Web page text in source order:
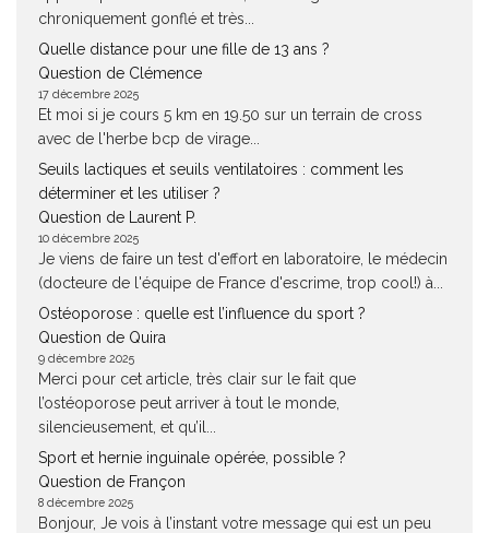
chroniquement gonflé et très...
Quelle distance pour une fille de 13 ans ?
Question de Clémence
17 décembre 2025
Et moi si je cours 5 km en 19.50 sur un terrain de cross
avec de l'herbe bcp de virage...
Seuils lactiques et seuils ventilatoires : comment les
déterminer et les utiliser ?
Question de Laurent P.
10 décembre 2025
Je viens de faire un test d'effort en laboratoire, le médecin
(docteure de l'équipe de France d'escrime, trop cool!) à...
Ostéoporose : quelle est l’influence du sport ?
Question de Quira
9 décembre 2025
Merci pour cet article, très clair sur le fait que
l’ostéoporose peut arriver à tout le monde,
silencieusement, et qu’il...
Sport et hernie inguinale opérée, possible ?
Question de Françon
8 décembre 2025
Bonjour, Je vois à l’instant votre message qui est un peu